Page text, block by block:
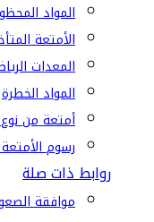
المواد
الأمتعة
المعدات
المواد الخطرة
أمتعة من
رسوم
روابط ذات صلة
موافقة